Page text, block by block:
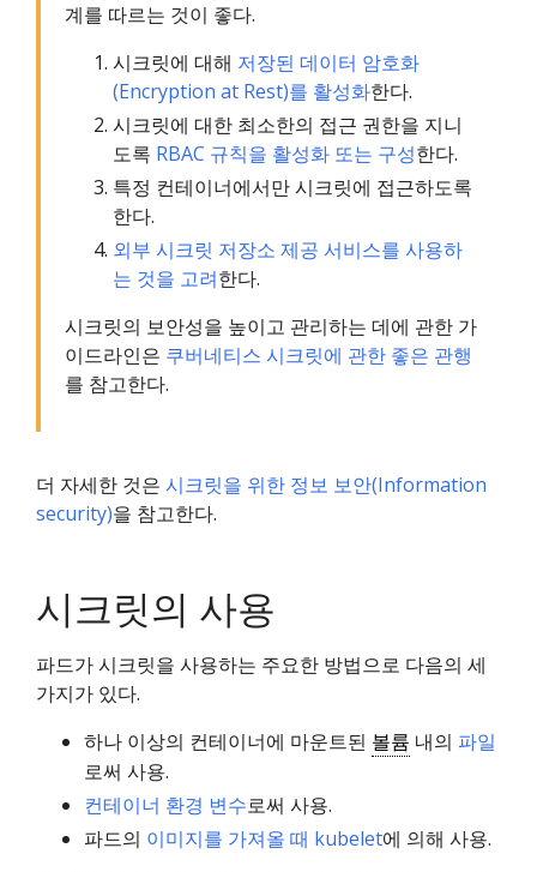
계를 따르는 것이 좋다.
시크릿에 대해 저장된 데이터 암호화
(Encryption at Rest)를 활성화한다.
시크릿에 대한 최소한의 접근 권한을 지니
도록 RBAC 규칙을 활성화 또는 구성한다.
특정 컨테이너에서만 시크릿에 접근하도록
한다.
외부 시크릿 저장소 제공 서비스를 사용하
는 것을 고려한다.
시크릿의 보안성을 높이고 관리하는 데에 관한 가
이드라인은 쿠버네티스 시크릿에 관한 좋은 관행
를 참고한다.
더 자세한 것은 시크릿을 위한 정보 보안(Information
security)을 참고한다.
시크릿의 사용
파드가 시크릿을 사용하는 주요한 방법으로 다음의 세
가지가 있다.
하나 이상의 컨테이너에 마운트된 볼륨 내의 파일
로써 사용.
컨테이너 환경 변수로써 사용.
파드의 이미지를 가져올 때 kubelet에 의해 사용.